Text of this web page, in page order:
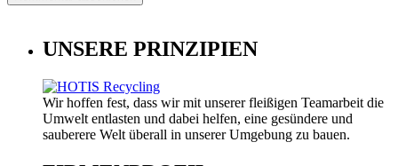
UNSERE PRINZIPIEN
Wir hoffen fest, dass wir mit unserer fleißigen Teamarbeit die
Umwelt entlasten und dabei helfen, eine gesündere und
sauberere Welt überall in unserer Umgebung zu bauen.